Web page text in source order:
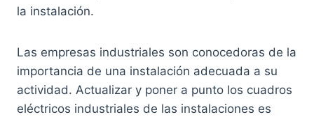
la instalación.
Las empresas industriales son conocedoras de la
importancia de una instalación adecuada a su
actividad. Actualizar y poner a punto los cuadros
eléctricos industriales de las instalaciones es